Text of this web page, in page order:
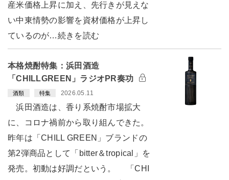
産米価格上昇に加え、先行きが見えな
い中東情勢の影響を資材価格が上昇し
ているのが…続きを読む
本格焼酎特集：浜田酒造
「CHILLGREEN」ラジオPR奏功
酒類 特集 2026.05.11
浜田酒造は、香り系焼酎市場拡大
に、コロナ禍前から取り組んできた。
昨年は「CHILL GREEN」ブランドの
第2弾商品として「bitter＆tropical」を
発売。初動は好調だという。 「CHI